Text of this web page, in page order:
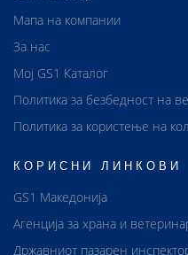
Мапа на компании
За нас
Мој GS1 Каталог
Политика за безбедност на
Политика за користење на
КОРИСНИ ЛИНКОВИ
GS1 Македонија
Агенција за храна и
Државниот пазарен